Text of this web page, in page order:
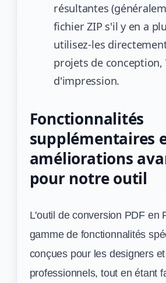
résultantes
fichier ZIP s'il y en a
utilisez-les
projets de conception,
d'impression.
Fonctionnalités
supplémentaires
améliorations
pour notre outil
L'outil de conversion PDF en
gamme de fonctionnalités
conçues pour les designers
professionnels, tout en étant